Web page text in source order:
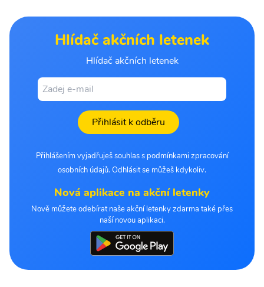
Hlídač akčních letenek
Hlídač akčních letenek
Přihlásit k odběru
Přihlášením vyjadřuješ souhlas s podmínkami zpracování
osobních údajů. Odhlásit se můžeš kdykoliv.
Nová aplikace na akční letenky
Nově můžete odebírat naše akční letenky zdarma také přes
naší novou aplikaci.